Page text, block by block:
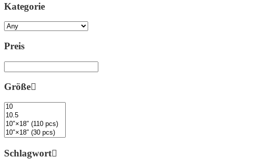
Kategorie
Preis
Größe
Schlagwort